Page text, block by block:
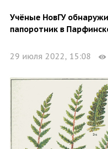
Учёные НовГУ
папоротник в
29 июля 2022, 15:08